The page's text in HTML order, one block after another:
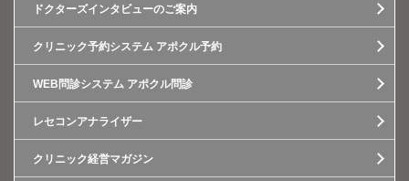
ドクターズインタビューのご案内
クリニック予約システム アポクル予約
WEB問診システム アポクル問診
レセコンアナライザー
クリニック経営マガジン